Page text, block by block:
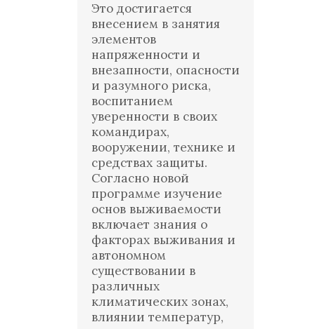
Это достигается
внесением в занятия
элементов
напряженности и
внезапности, опасности
и разумного риска,
воспитанием
уверенности в своих
командирах,
вооружении, технике и
средствах защиты.
Согласно новой
программе изучение
основ выживаемости
включает знания о
факторах выживания и
автономном
существовании в
различных
климатических зонах,
влиянии температур,